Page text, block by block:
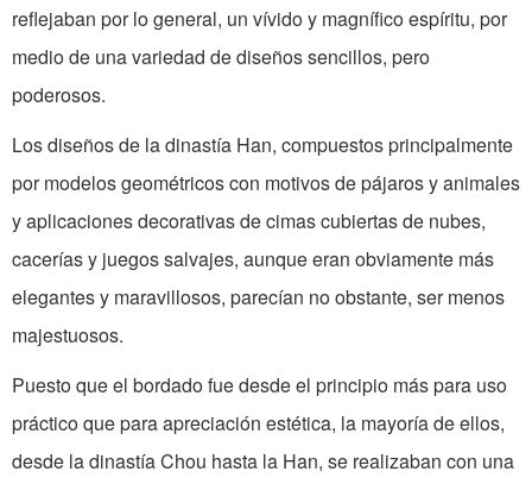
reflejaban por lo general, un vívido y magnífico espíritu, por
medio de una variedad de diseños sencillos, pero
poderosos.
Los diseños de la dinastía Han, compuestos principalmente
por modelos geométricos con motivos de pájaros y animales
y aplicaciones decorativas de cimas cubiertas de nubes,
cacerías y juegos salvajes, aunque eran obviamente más
elegantes y maravillosos, parecían no obstante, ser menos
majestuosos.
Puesto que el bordado fue desde el principio más para uso
práctico que para apreciación estética, la mayoría de ellos,
desde la dinastía Chou hasta la Han, se realizaban con una